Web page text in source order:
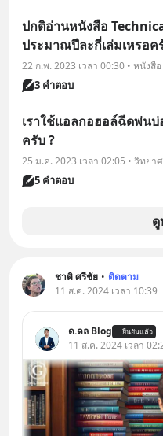
ปกติอ่านหนังสือ
ประมาณปีละกี่เล่มเหรอค
22 ก.พ. 2023 เวลา 00:30 • หนังสือ
3 คำตอบ
เราใช้แอลกอฮอล์ฉีดพ่น
ครับ ?
25 ม.ค. 2023 เวลา 02:05 • วิทยา
5 คำตอบ
ชาติ ศรีชัย • ติดตาม
11 ส.ค. 2024 เวลา 10:39
ด.ดล Blog ยืนยันแล้ว
11 ส.ค. 2024 เวลา